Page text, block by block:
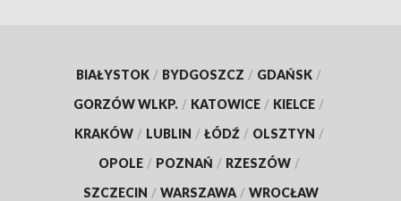
BIAŁYSTOK / BYDGOSZCZ / GDAŃSK /
GORZÓW WLKP. / KATOWICE / KIELCE /
KRAKÓW / LUBLIN / ŁÓDŹ / OLSZTYN /
OPOLE / POZNAŃ / RZESZÓW /
SZCZECIN / WARSZAWA / WROCŁAW